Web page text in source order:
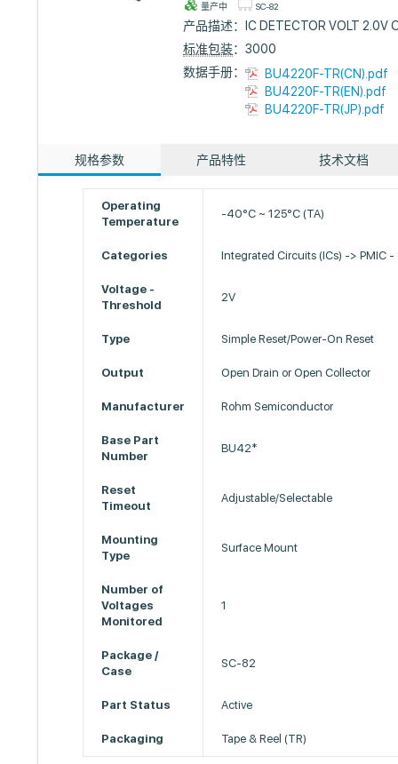
量产中 SC-82
产品描述：
IC DETECTOR VOLT 2.0V
标准包装：3000
数据手册：
BU4220F-TR(CN).pdf
BU4220F-TR(EN).pdf
BU4220F-TR(JP).pdf
规格参数 产品特性 技术文档
Operating
Temperature
-40°C ~ 125°C (TA)
Categories Integrated Circuits (ICs) -> PMIC -
Voltage -
Threshold
2V
Type Simple Reset/Power-On Reset
Output Open Drain or Open Collector
Manufacturer Rohm Semiconductor
Base Part
Number
BU42*
Reset
Timeout
Adjustable/Selectable
Mounting
Type
Surface Mount
Number of
Voltages
Monitored
1
Package /
Case
SC-82
Part Status Active
Packaging Tape & Reel (TR)